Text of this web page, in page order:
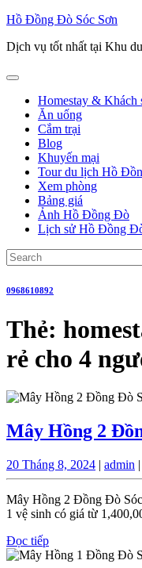
Skip
content
Hồ Đồng Đò Sóc Sơn
Dịch vụ tốt nhất tại Khu
Open
ButtonHomestay & Khách
Ăn uống
Cắm trại
Blog
Khuyến mại
Tour du lịch Hồ
Xem phòng
Bảng giá
Ảnh Hồ Đồng Đò
Lịch sử Hồ Đồng
Close
Button
Search
for:
0968610892
Thẻ:
rẻ cho 4
Mây Hồng 2
20 Tháng 8, 202420
Tháng
2024
| admin |
Mây Hồng 2 Đồng Đò Sóc
1 vệ sinh có giá từ
Đọc tiếpĐọc
tiếp